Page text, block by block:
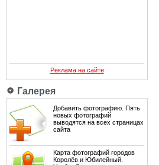
Реклама на сайте
Галерея
Добавить фотографию. Пять
новых фотографий
выводятся на всех страницах
сайта
Карта фотографий городов
Королёв и Юбилейный.